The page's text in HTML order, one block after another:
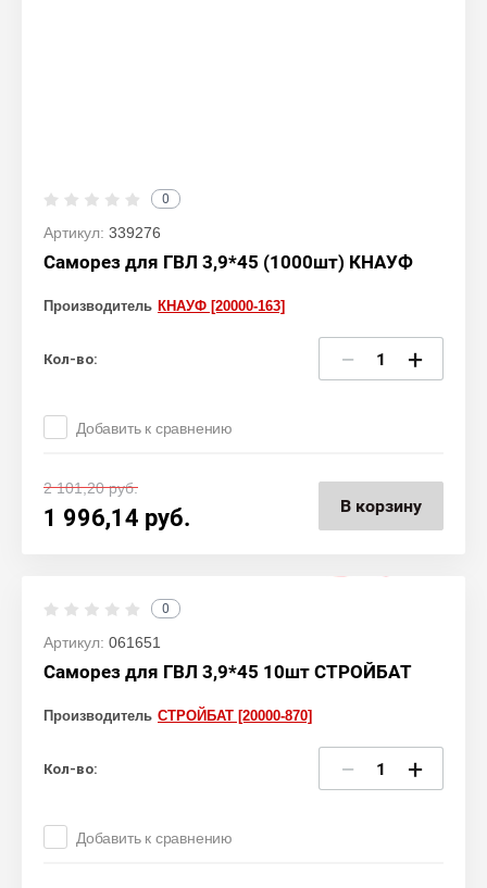
0
Артикул: 339276
Саморез для ГВЛ 3,9*45 (1000шт) КНАУФ
Производитель КНАУФ [20000-163]
Кол-во: − +
Добавить к сравнению
2 101,20руб.
1 996,14 руб. В корзину
0
Артикул: 061651
Саморез для ГВЛ 3,9*45 10шт СТРОЙБАТ
Производитель СТРОЙБАТ [20000-870]
Кол-во: − +
Добавить к сравнению